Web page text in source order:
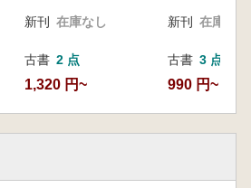
新刊 在庫なし
古書 2 点
1,320 円~
新刊 在庫なし
古書 3 点
990 円~